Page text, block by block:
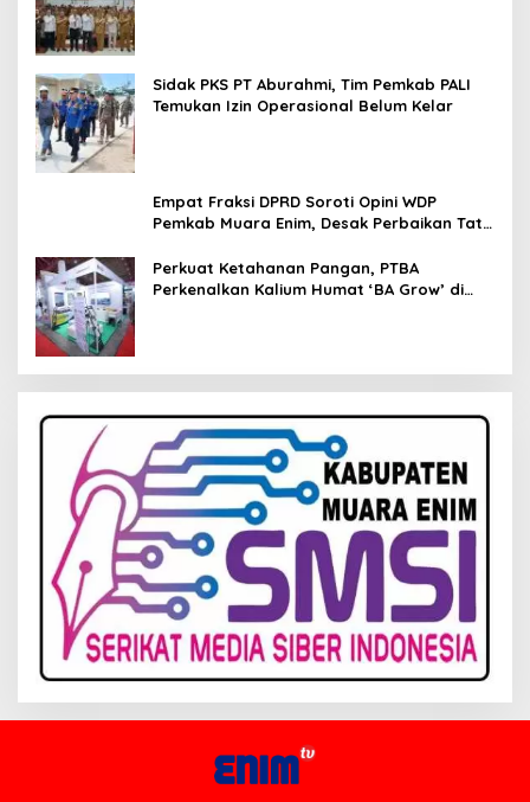
Sidak PKS PT Aburahmi, Tim Pemkab PALI
Temukan Izin Operasional Belum Kelar
Empat Fraksi DPRD Soroti Opini WDP
Pemkab Muara Enim, Desak Perbaikan Tata
Perkuat Ketahanan Pangan, PTBA
Perkenalkan Kalium Humat ‘BA Grow’ di